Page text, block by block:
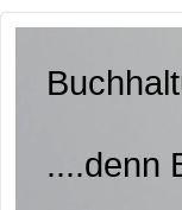
....denn